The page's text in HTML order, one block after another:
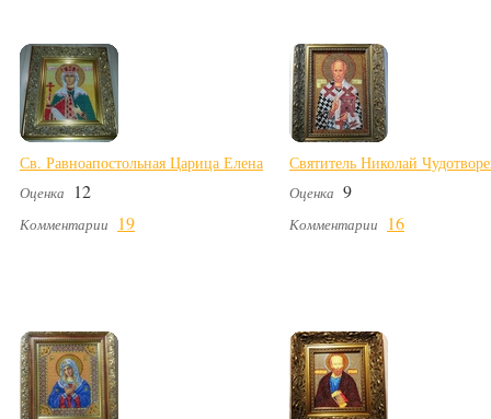
Св. Равноапостольная Царица Елена
Оценка 12
Комментарии 19
Святитель Николай
Оценка 9
Комментарии 16